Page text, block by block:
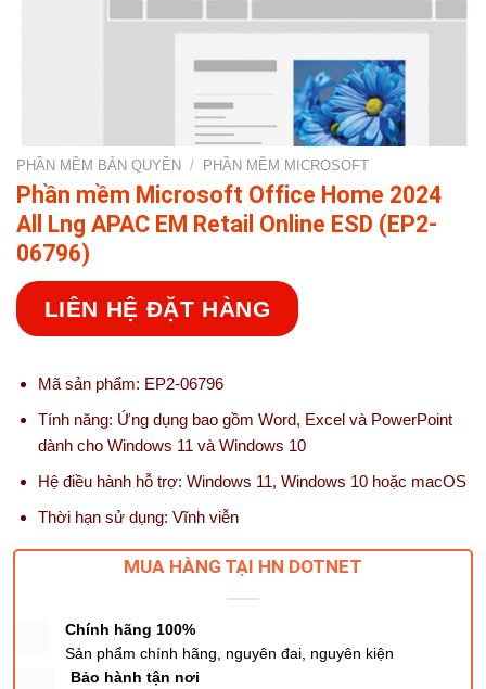
PHẦN MỀM BẢN QUYỀN / PHẦN MỀM MICROSOFT
Phần mềm Microsoft Office Home 2024
All Lng APAC EM Retail Online ESD (EP2-
06796)
LIÊN HỆ ĐẶT HÀNG
Mã sản phẩm: EP2-06796
Tính năng: Ứng dụng bao gồm Word, Excel và PowerPoint
dành cho Windows 11 và Windows 10
Hệ điều hành hỗ trợ: Windows 11, Windows 10 hoặc macOS
Thời hạn sử dụng: Vĩnh viễn
MUA HÀNG TẠI HN DOTNET
Chính hãng 100%
Sản phẩm chính hãng, nguyên đai, nguyên kiện
Bảo hành tận nơi